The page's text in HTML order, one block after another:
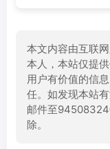
本文内容由互联
本人，本站仅提
用户有价值的信
任。如发现本站
邮件至
除。